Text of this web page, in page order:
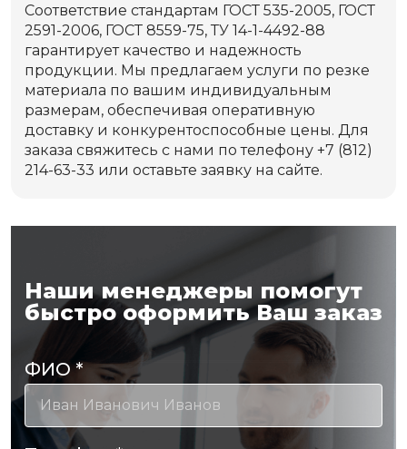
Соответствие стандартам ГОСТ 535-2005, ГОСТ
2591-2006, ГОСТ 8559-75, ТУ 14-1-4492-88
гарантирует качество и надежность
продукции. Мы предлагаем услуги по резке
материала по вашим индивидуальным
размерам, обеспечивая оперативную
доставку и конкурентоспособные цены. Для
заказа свяжитесь с нами по телефону +7 (812)
214-63-33 или оставьте заявку на сайте.
Наши менеджеры помогут
быстро оформить Ваш заказ
ФИО*